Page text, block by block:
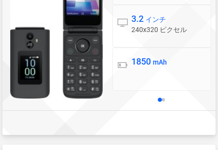
ディスプレイ
3.2 インチ
240x320 ピクセル
バッテリー
1850 mAh